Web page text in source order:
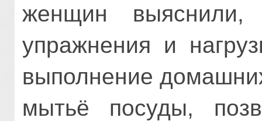
женщин выяснили,
упражнения и
выполнение
мытьё посуды,